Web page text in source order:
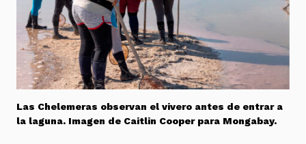
Las Chelemeras observan el vivero antes de entrar a
la laguna. Imagen de Caitlin Cooper para Mongabay.